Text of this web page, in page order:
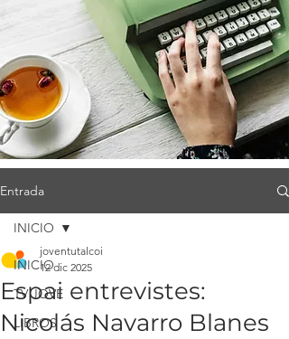
Entrada
INICIO
TV JOVE
LIBROS
INICIO
Espai entrevistes:
Nicolás Navarro Blanes
joventutalcoi
12 dic 2025